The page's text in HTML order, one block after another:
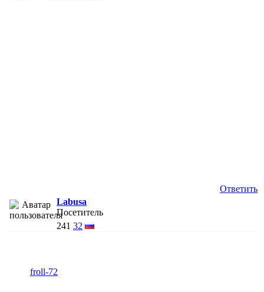
Ответить
Labusa
Посетитель
241 32
froll-72